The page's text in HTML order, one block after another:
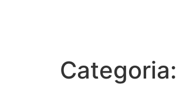
Categoria: